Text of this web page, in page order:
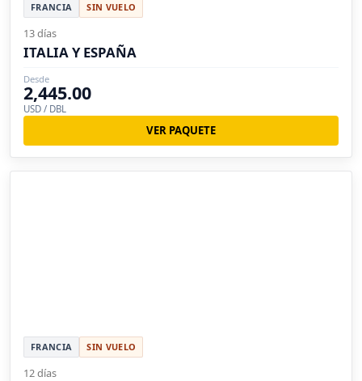
FRANCIA SIN VUELO
13 días
ITALIA Y ESPAÑA
Desde
2,445.00
USD / DBL
VER PAQUETE
FRANCIA SIN VUELO
12 días